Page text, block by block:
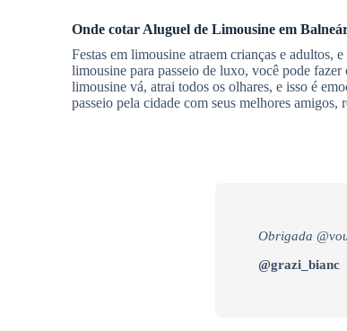
Onde cotar Aluguel de Limousine em
Festas em limousine atraem crianças e adultos,
limousine para passeio de luxo, você pode
limousine vá, atrai todos os olhares, e isso é
passeio pela cidade com seus melhores
Obrigada
@grazi_bianc